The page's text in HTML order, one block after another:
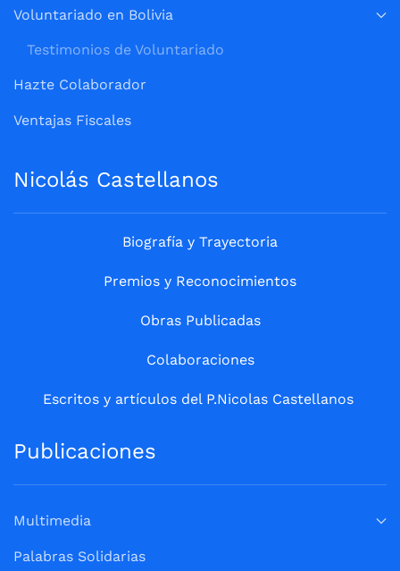
Voluntariado en Bolivia
Testimonios de Voluntariado
Hazte Colaborador
Ventajas Fiscales
Nicolás Castellanos
Biografía y Trayectoria
Premios y Reconocimientos
Obras Publicadas
Colaboraciones
Escritos y artículos del P.Nicolas Castellanos
Publicaciones
Multimedia
Palabras Solidarias